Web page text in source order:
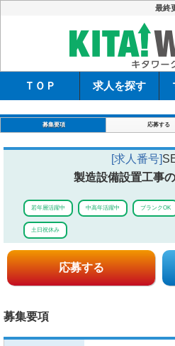
最終
ＴＯＰ 求人を探す
募集要項 応募する
[求人番号]
製造設備設置工事
若年層活躍中 中高年活躍中 ブランクOK
土日祝休み
応募する
募集要項